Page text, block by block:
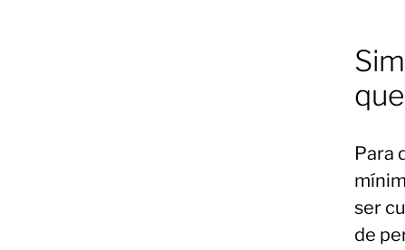
Para
ser
de